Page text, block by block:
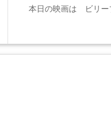
本日の映画は ビリー